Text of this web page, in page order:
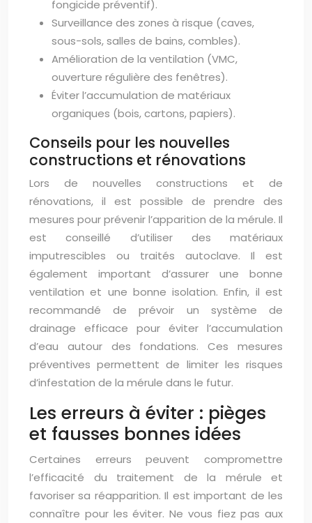
fongicide préventif).
Surveillance des zones à risque (caves,
sous-sols, salles de bains, combles).
Amélioration de la ventilation (VMC,
ouverture régulière des fenêtres).
Éviter l’accumulation de matériaux
organiques (bois, cartons, papiers).
Conseils pour les nouvelles
constructions et rénovations
Lors de nouvelles constructions et de
rénovations, il est possible de prendre des
mesures pour prévenir l’apparition de la mérule. Il
est conseillé d’utiliser des matériaux
imputrescibles ou traités autoclave. Il est
également important d’assurer une bonne
ventilation et une bonne isolation. Enfin, il est
recommandé de prévoir un système de
drainage efficace pour éviter l’accumulation
d’eau autour des fondations. Ces mesures
préventives permettent de limiter les risques
d’infestation de la mérule dans le futur.
Les erreurs à éviter : pièges
et fausses bonnes idées
Certaines erreurs peuvent compromettre
l’efficacité du traitement de la mérule et
favoriser sa réapparition. Il est important de les
connaître pour les éviter. Ne vous fiez pas aux